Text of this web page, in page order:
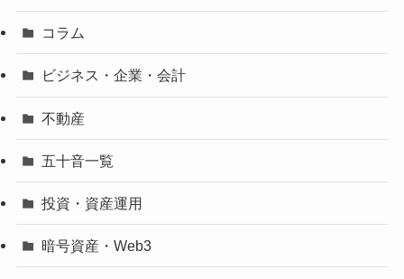
コラム
ビジネス・企業・会計
不動産
五十音一覧
投資・資産運用
暗号資産・Web3